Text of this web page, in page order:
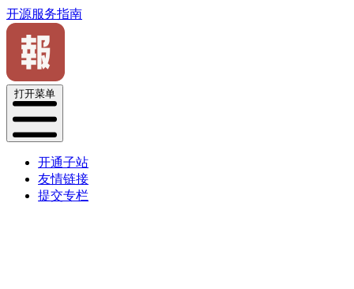
开源服务指南
打开菜单
开通子站
友情链接
提交专栏